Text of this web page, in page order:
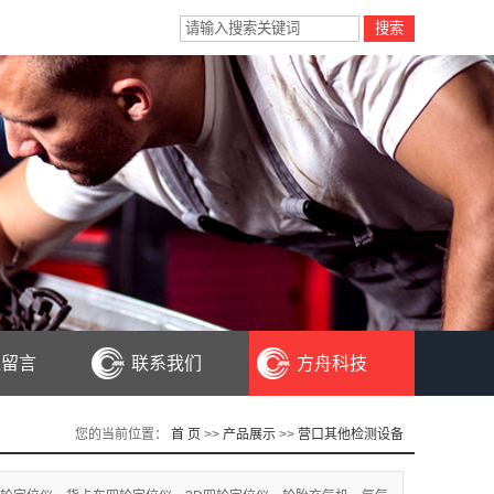
言 联系我们 方舟科技
您的当前位置： 首 页 >> 产品展示 >> 营口其他检测设备